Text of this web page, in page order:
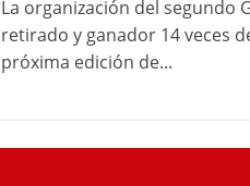
La organización del segundo
retirado y ganador 14 veces
próxima edición de...